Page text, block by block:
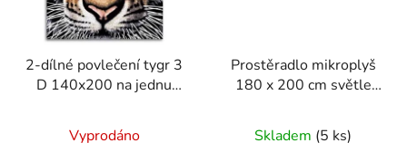
2-dílné povlečení tygr 3
D 140x200 na jednu
Vyprodáno
Prostěradlo mikroplyš
180 x 200 cm světle
Skladem (5 ks)